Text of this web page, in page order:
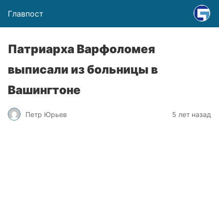
Главпост
Патриарха Варфоломея
выписали из больницы в
Вашингтоне
Петр Юрьев 5 лет назад